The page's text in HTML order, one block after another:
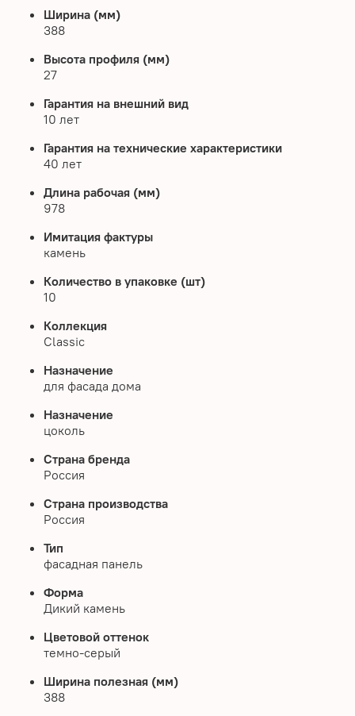
Ширина (мм)
388
Высота профиля (мм)
27
Гарантия на внешний вид
10 лет
Гарантия на технические характеристики
40 лет
Длина рабочая (мм)
978
Имитация фактуры
камень
Количество в упаковке (шт)
10
Коллекция
Classic
Назначение
для фасада дома
Назначение
цоколь
Страна бренда
Россия
Страна производства
Россия
Тип
фасадная панель
Форма
Дикий камень
Цветовой оттенок
темно-серый
Ширина полезная (мм)
388